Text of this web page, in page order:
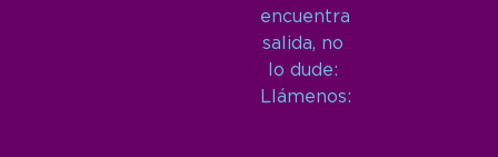
encuentra
salida, no
lo dude:
Llámenos: